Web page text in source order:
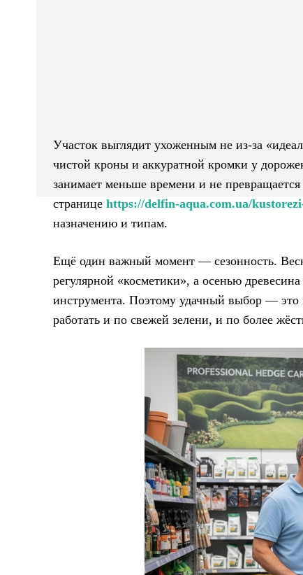
Участок выглядит ухоженным не из-за
чистой кроны и аккуратной кромки у
занимает меньше времени и не
странице https://delfin-aqua.com.ua/
назначению и типам.
Ещё один важный момент — сезонность.
регулярной «косметики», а осенью
инструмента. Поэтому удачный выбор — это
работать и по свежей зелени, и по более